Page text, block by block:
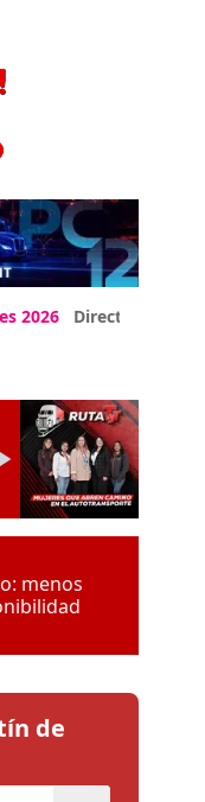
2026 Directorio Expo
menos
de